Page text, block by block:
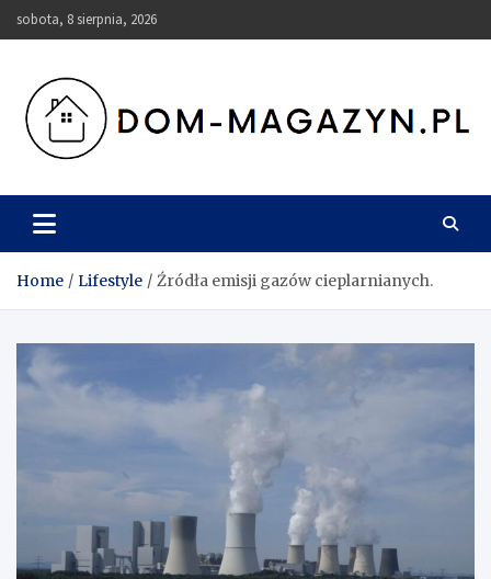
Skip
to
sobota, 8 sierpnia, 2026
Dom-Magazyn.pl
Home Lifestyle Źródła emisji gazów cieplarnianych.